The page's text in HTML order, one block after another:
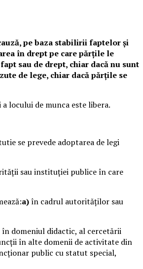
pe baza stabilirii faptelor și
în drept pe care părțile le
sau de drept, chiar dacă nu sunt
de lege, chiar dacă părțile se
locului de munca este libera.
se prevede adoptarea de legi
sau instituției publice în care
a)în cadrul autorităților sau
domeniul didactic, al cercetării
în alte domenii de activitate din
public cu statut special,